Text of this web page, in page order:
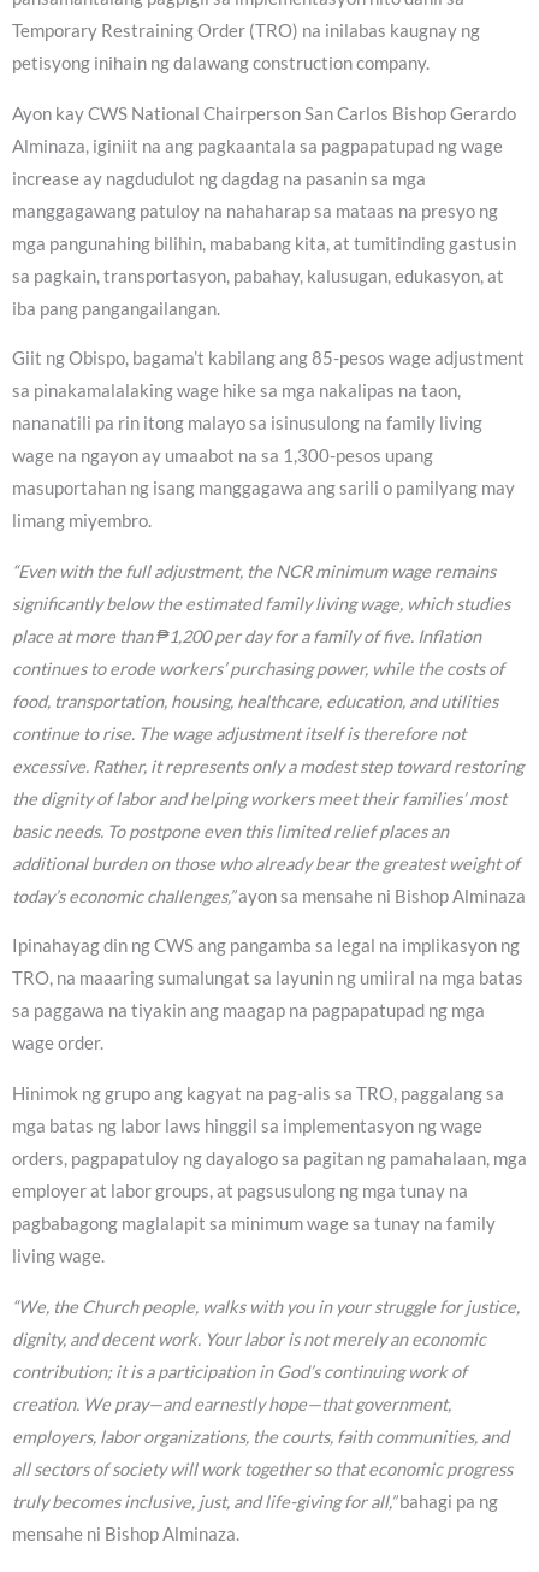
Temporary Restraining Order (TRO) na inilabas kaugnay ng
petisyong inihain ng dalawang construction company.
Ayon kay CWS National Chairperson San Carlos Bishop Gerardo
Alminaza, iginiit na ang pagkaantala sa pagpapatupad ng wage
increase ay nagdudulot ng dagdag na pasanin sa mga
manggagawang patuloy na nahaharap sa mataas na presyo ng
mga pangunahing bilihin, mababang kita, at tumitinding gastusin
sa pagkain, transportasyon, pabahay, kalusugan, edukasyon, at
iba pang pangangailangan.
Giit ng Obispo, bagama’t kabilang ang 85-pesos wage adjustment
sa pinakamalalaking wage hike sa mga nakalipas na taon,
nananatili pa rin itong malayo sa isinusulong na family living
wage na ngayon ay umaabot na sa 1,300-pesos upang
masuportahan ng isang manggagawa ang sarili o pamilyang may
limang miyembro.
“Even with the full adjustment, the NCR minimum wage remains
significantly below the estimated family living wage, which studies
place at more than ₱1,200 per day for a family of five. Inflation
continues to erode workers’ purchasing power, while the costs of
food, transportation, housing, healthcare, education, and utilities
continue to rise. The wage adjustment itself is therefore not
excessive. Rather, it represents only a modest step toward restoring
the dignity of labor and helping workers meet their families’ most
basic needs. To postpone even this limited relief places an
additional burden on those who already bear the greatest weight of
today’s economic challenges,”ayon sa mensahe ni Bishop Alminaza
Ipinahayag din ng CWS ang pangamba sa legal na implikasyon ng
TRO, na maaaring sumalungat sa layunin ng umiiral na mga batas
sa paggawa na tiyakin ang maagap na pagpapatupad ng mga
wage order.
Hinimok ng grupo ang kagyat na pag-alis sa TRO, paggalang sa
mga batas ng labor laws hinggil sa implementasyon ng wage
orders, pagpapatuloy ng dayalogo sa pagitan ng pamahalaan, mga
employer at labor groups, at pagsusulong ng mga tunay na
pagbabagong maglalapit sa minimum wage sa tunay na family
living wage.
“We, the Church people, walks with you in your struggle for justice,
dignity, and decent work. Your labor is not merely an economic
contribution; it is a participation in God’s continuing work of
creation. We pray—and earnestly hope—that government,
employers, labor organizations, the courts, faith communities, and
all sectors of society will work together so that economic progress
truly becomes inclusive, just, and life-giving for all,”bahagi pa ng
mensahe ni Bishop Alminaza.